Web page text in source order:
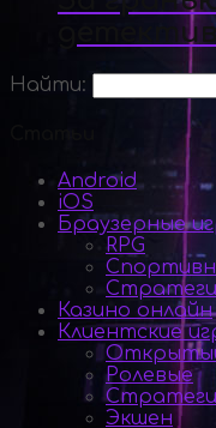
детектив
Найти:
Android
iOS
Браузерные
RPG
Казино онлайн
Клиентские
Ролевые
Экшен